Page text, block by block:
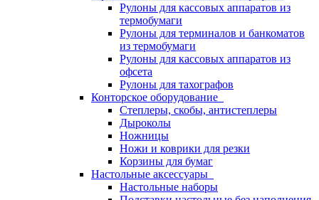
Рулоны для кассовых аппаратов из
термобумаги
Рулоны для терминалов и банкоматов
из термобумаги
Рулоны для кассовых аппаратов из
офсета
Рулоны для тахографов
Конторское оборудование
Степлеры, скобы, антистеплеры
Дыроколы
Ножницы
Ножи и коврики для резки
Корзины для бумаг
Настольные аксессуары
Настольные наборы